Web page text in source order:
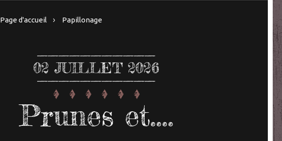
Page d'accueil Papillonage
02 JUILLET 2026
Prunes et....